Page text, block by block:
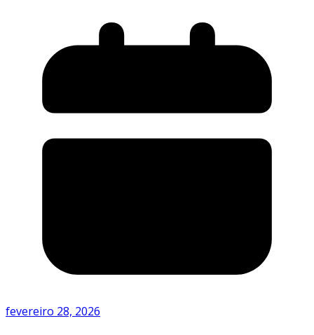
fevereiro 28, 2026